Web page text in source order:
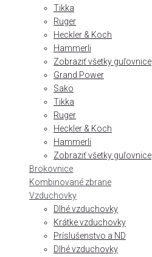
Tikka
Ruger
Heckler & Koch
Hammerli
Zobraziť všetky guľovnice
Grand Power
Sako
Tikka
Ruger
Heckler & Koch
Hammerli
Zobraziť všetky guľovnice
Brokovnice
Kombinované zbrane
Vzduchovky
Dlhé vzduchovky
Krátke vzduchovky
Príslušenstvo a ND
Dlhé vzduchovky